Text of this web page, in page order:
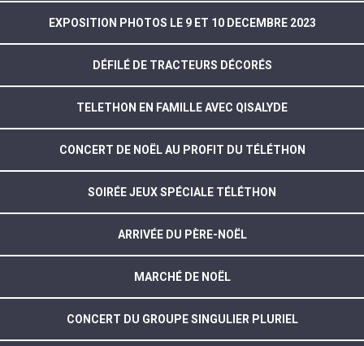
EXPOSITION PHOTOS LE 9 ET 10 DECEMBRE 2023
DÉFILÉ DE TRACTEURS DÉCORÉS
TELETHON EN FAMILLE AVEC QISALYDE
CONCERT DE NOËL AU PROFIT DU TÉLÉTHON
SOIRÉE JEUX SPÉCIALE TÉLÉTHON
ARRIVÉE DU PÈRE-NOËL
MARCHÉ DE NOËL
CONCERT DU GROUPE SINGULIER PLURIEL